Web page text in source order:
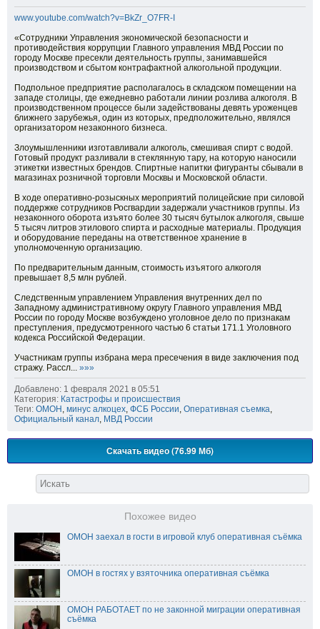
www.youtube.com/watch?v=BkZr_O7FR-I
«Сотрудники Управления экономической безопасности и
противодействия коррупции Главного управления МВД России по
городу Москве пресекли деятельность группы, занимавшейся
производством и сбытом контрафактной алкогольной продукции.
Подпольное предприятие располагалось в складском помещении на
западе столицы, где ежедневно работали линии розлива алкоголя. В
производственном процессе были задействованы девять уроженцев
ближнего зарубежья, один из которых, предположительно, являлся
организатором незаконного бизнеса.
Злоумышленники изготавливали алкоголь, смешивая спирт с водой.
Готовый продукт разливали в стеклянную тару, на которую наносили
этикетки известных брендов. Спиртные напитки фигуранты сбывали в
магазинах розничной торговли Москвы и Московской области.
В ходе оперативно-розыскных мероприятий полицейские при силовой
поддержке сотрудников Росгвардии задержали участников группы. Из
незаконного оборота изъято более 30 тысяч бутылок алкоголя, свыше
5 тысяч литров этилового спирта и расходные материалы. Продукция
и оборудование переданы на ответственное хранение в
уполномоченную организацию.
По предварительным данным, стоимость изъятого алкоголя
превышает 8,5 млн рублей.
Следственным управлением Управления внутренних дел по
Западному административному округу Главного управления МВД
России по городу Москве возбуждено уголовное дело по признакам
преступления, предусмотренного частью 6 статьи 171.1 Уголовного
кодекса Российской Федерации.
Участникам группы избрана мера пресечения в виде заключения под
стражу. Рассл... »»»
Добавлено: 1 февраля 2021 в 05:51
Категория: Катастрофы и происшествия
Теги: ОМОН , минус алкоцех, ФСБ России, Оперативная съемка,
Официальный канал, МВД России
Скачать видео (76.99 Мб)
Похожее видео
ОМОН заехал в гости в игровой клуб оперативная съёмка
ОМОН в гостях у взяточника оперативная съёмка
ОМОН РАБОТАЕТ по не законной миграции оперативная
съёмка